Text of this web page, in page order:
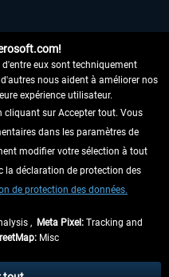
aucune description contraire.
eux sont techniquement
nous aident à améliorer nos
expérience utilisateur.
cliquant sur Accepter tout. Vous
dans les paramètres de
modifier votre sélection à tout
la déclaration de protection des
de protection des données.
, Meta Pixel: Tracking and
Misc